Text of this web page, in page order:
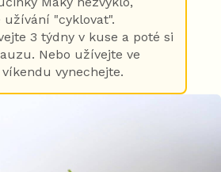
"cyklovat".
3 týdny v kuse a poté si
Nebo užívejte ve
vynechejte.